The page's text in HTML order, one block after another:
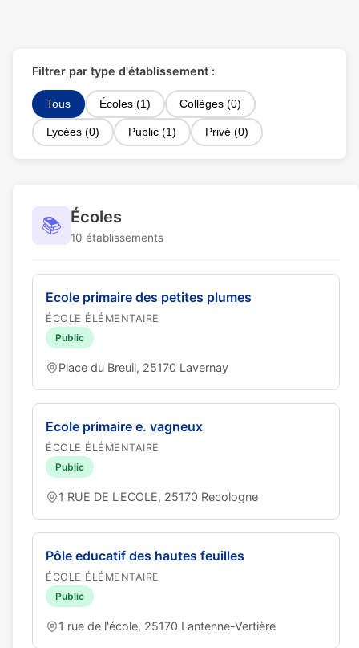
Filtrer par type d'établissement :
Tous Écoles (1) Collèges (0)
Lycées (0) Public (1) Privé (0)
📚 Écoles
10 établissements
Ecole primaire des petites plumes
ÉCOLE ÉLÉMENTAIRE
Public
Place du Breuil, 25170 Lavernay
Ecole primaire e. vagneux
ÉCOLE ÉLÉMENTAIRE
Public
1 RUE DE L'ECOLE, 25170 Recologne
Pôle educatif des hautes feuilles
ÉCOLE ÉLÉMENTAIRE
Public
1 rue de l'école, 25170 Lantenne-Vertière